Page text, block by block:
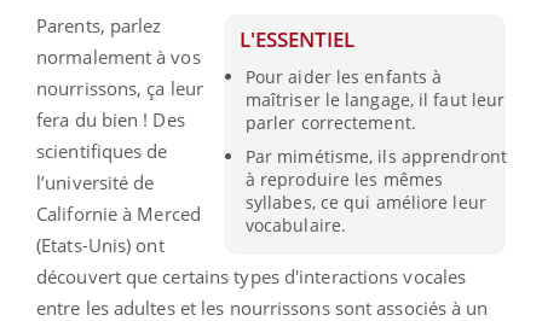
L'ESSENTIEL
Pour aider les enfants à
maîtriser le langage, il faut leur
parler correctement.
Par mimétisme, ils apprendront
à reproduire les mêmes
syllabes, ce qui améliore leur
vocabulaire.
Parents, parlez
normalement à vos
nourrissons, ça leur
fera du bien ! Des
scientifiques de
l’université de
Californie à Merced
(Etats-Unis) ont
découvert que certains types d'interactions vocales
entre les adultes et les nourrissons sont associés à un